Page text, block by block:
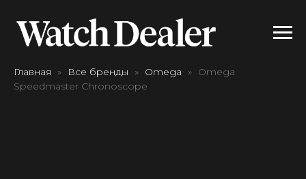
Главная Все бренды Omega
Omega
Speedmaster Chronoscope